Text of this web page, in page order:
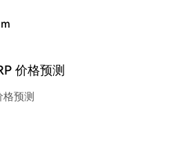
价格预测
预测